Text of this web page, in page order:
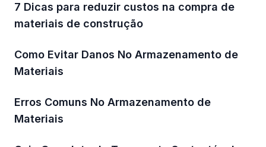
7 Dicas para reduzir custos na compra de
materiais de construção
Como Evitar Danos No Armazenamento de
Materiais
Erros Comuns No Armazenamento de
Materiais